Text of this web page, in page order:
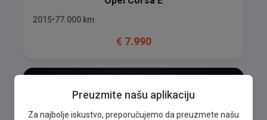
2015 77.000 km
€ 7.990
Preuzmite našu aplikaciju
Za najbolje iskustvo, preporučujemo da preuzmete našu